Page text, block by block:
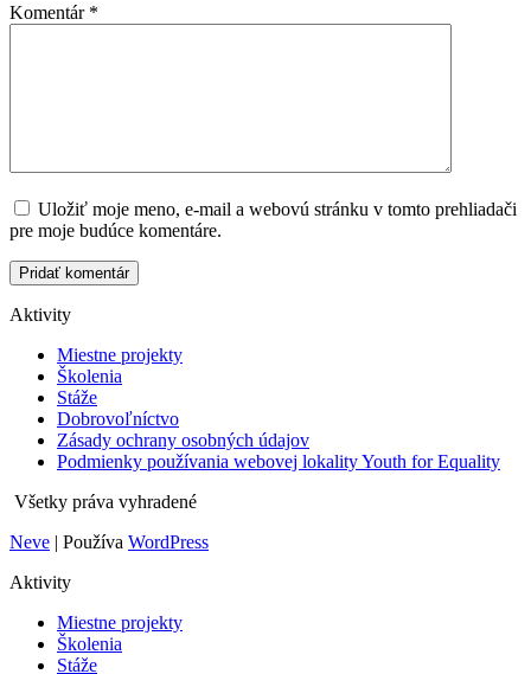
Komentár *
Uložiť moje meno, e-mail a webovú stránku v tomto prehliadači
pre moje budúce komentáre.
Aktivity
Miestne projekty
Školenia
Stáže
Dobrovoľníctvo
Zásady ochrany osobných údajov
Podmienky používania webovej lokality Youth for Equality
Všetky práva vyhradené
Neve | Používa WordPress
Aktivity
Miestne projekty
Školenia
Stáže